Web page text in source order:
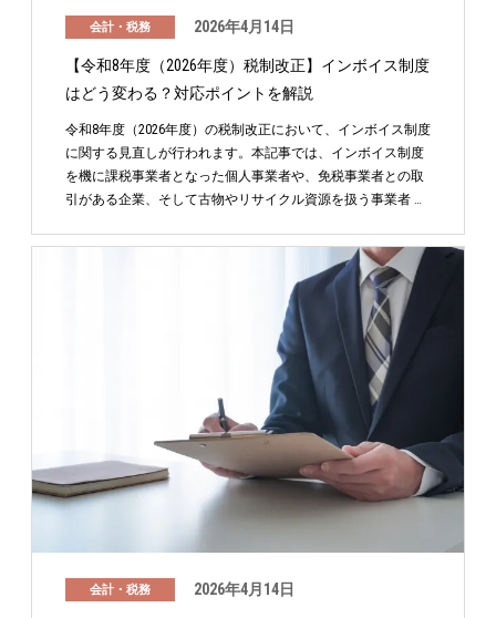
会計・税務 2026年4月14日
【令和8年度（2026年度）税制改正】インボイス制度
はどう変わる？対応ポイントを解説
令和8年度（2026年度）の税制改正において、インボイス制度
に関する見直しが行われます。本記事では、インボイス制度
を機に課税事業者となった個人事業者や、免税事業者との取
引がある企業、そして古物やリサイクル資源を扱う事業者 …
会計・税務 2026年4月14日